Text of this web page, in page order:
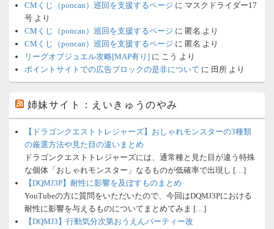
CMくじ（poncan）巡回を支援するページ に マスクドライダー17
号 より
CMくじ（poncan）巡回を支援するページ に 匿名 より
CMくじ（poncan）巡回を支援するページ に 匿名 より
リーグオブジュエル攻略[MAP有り] に こう より
ポイントサイトでの広告ブロックの是非について に 田所 より
姉妹サイト：えいきゅうのやみ
【ドラゴンクエストトレジャーズ】おしゃれモンスターの3種類
の厳選方法や見た目の違いまとめ
ドラゴンクエストトレジャーズには、通常種と見た目が違う特殊
な個体「おしゃれモンスター」なるものが低確率で出現し […]
【DQMJ3P】耐性に影響を及ぼすものまとめ
YouTubeの方に質問をいただいたので、今回はDQMJ3Pにおける
耐性に影響を与えるものについてまとめてみま […]
【DQMJ3】行動気分次第おうえんパーティー改